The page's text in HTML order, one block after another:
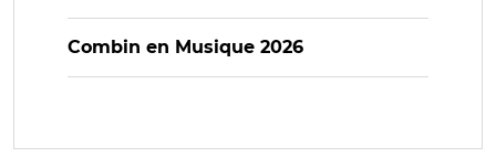
Combin en Musique 2026